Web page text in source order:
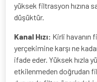
yüksek filtrasyon hızına
düşüktür.
Kanal Hızı: Kirli havanın
yerçekimine karşı ne
ifade eder. Yüksek hızla
etkilenmeden doğrudan